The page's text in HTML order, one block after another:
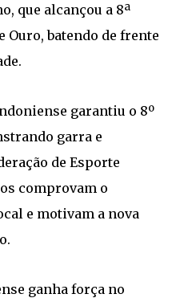
que alcançou a 8ª
Ouro, batendo de frente
garantiu o 8º
garra e
de Esporte
comprovam o
e motivam a nova
ganha força no